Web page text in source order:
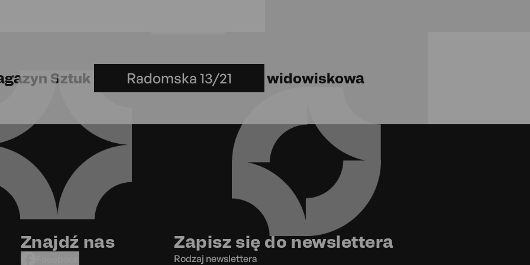
Radomska 13/21
Sztuk Sala widowiskowa
Znajdź nas Zapisz się do newslettera
Rodzaj newslettera